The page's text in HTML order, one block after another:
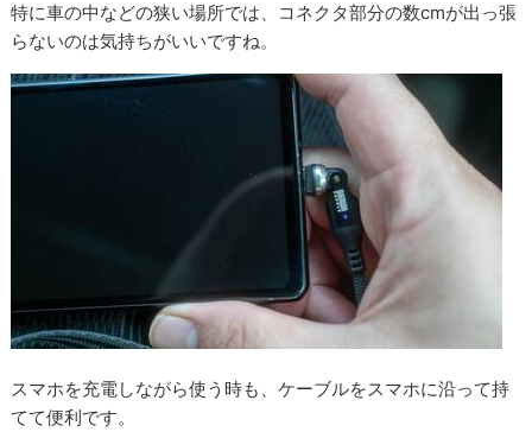
特に車の中などの狭い場所では、コネクタ部分の数cmが出っ張
らないのは気持ちがいいですね。
スマホを充電しながら使う時も、ケーブルをスマホに沿って持
てて便利です。